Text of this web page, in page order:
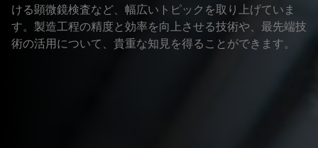
ける顕微鏡検査など、幅広いトピックを取り上げていま
す。製造工程の精度と効率を向上させる技術や、最先端技
術の活用について、貴重な知見を得ることができます。